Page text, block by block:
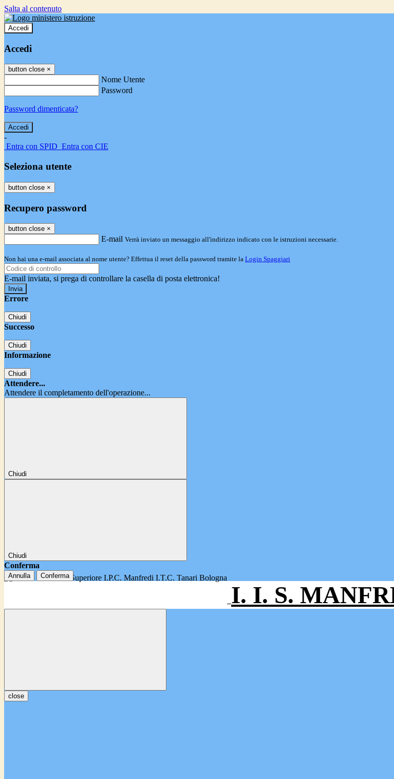
Salta al contenuto
Accedi
Accedi
button close ×
Nome Utente
Password
Password dimenticata?
-
Entra con SPID Entra con CIE
Seleziona utente
button close ×
Recupero password
button close ×
E-mail Verrà inviato un messaggio all'indirizzo indicato con le istruzioni necessarie.
Non hai una e-mail associata al nome utente? Effettua il reset della password tramite la Login Spaggiari
E-mail inviata, si prega di controllare la casella di posta elettronica!
Errore
Chiudi
Successo
Chiudi
Informazione
Chiudi
Attendere...
Attendere il completamento dell'operazione...
Chiudi
Chiudi
Conferma
Annulla Conferma
I. I. S.
close